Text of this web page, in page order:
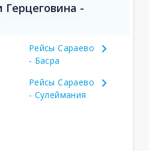
Герцеговина -
Рейсы Сараево
- Басра
Рейсы Сараево
- Сулеймания